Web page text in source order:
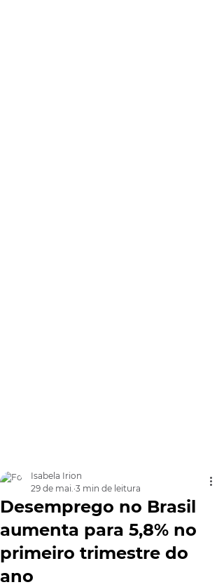
Desemprego no Brasil
aumenta para 5,8% no
primeiro trimestre do
ano
Isabela Irion
29 de mai. 3 min de leitura